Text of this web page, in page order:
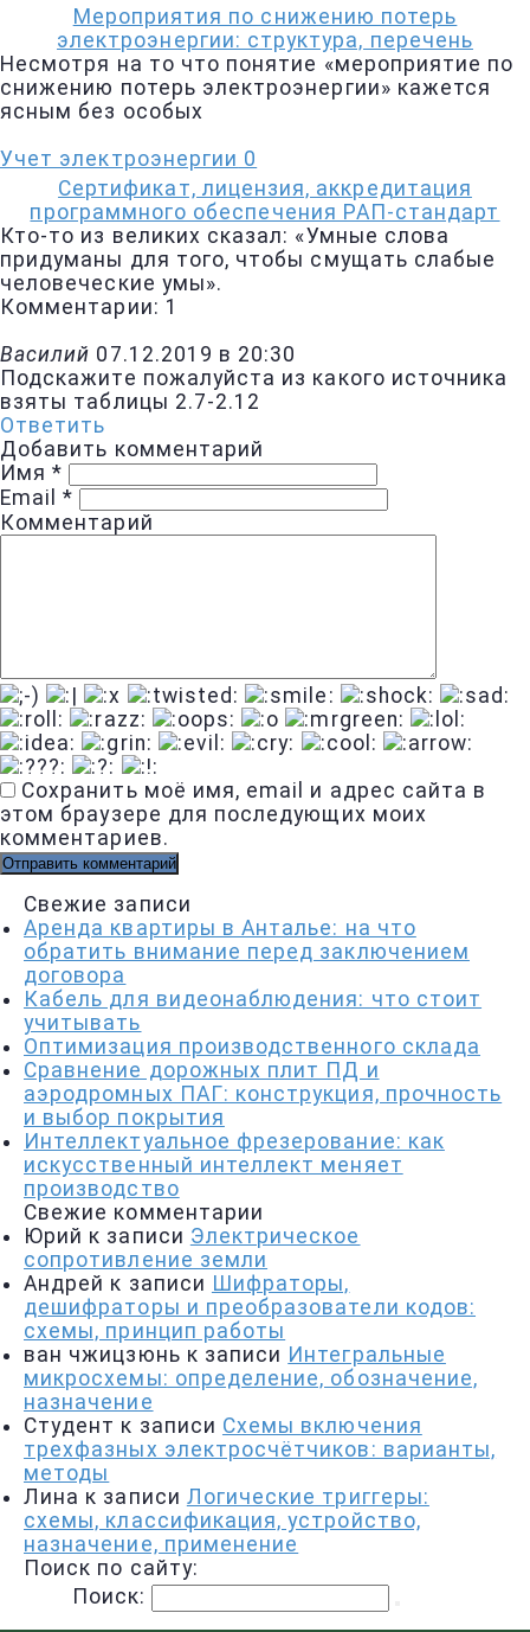
Мероприятия по снижению потерь
электроэнергии: структура, перечень
Несмотря на то что понятие «мероприятие по
снижению потерь электроэнергии» кажется
ясным без особых
Учет электроэнергии 0
Сертификат, лицензия, аккредитация
программного обеспечения РАП-стандарт
Кто-то из великих сказал: «Умные слова
придуманы для того, чтобы смущать слабые
человеческие умы».
Комментарии: 1
Василий 07.12.2019 в 20:30
Подскажите пожалуйста из какого источника
взяты таблицы 2.7-2.12
Ответить
Добавить комментарий
Имя*
Email*
Комментарий
Сохранить моё имя, email и адрес сайта в
этом браузере для последующих моих
комментариев.
Свежие записи
Аренда квартиры в Анталье: на что
обратить внимание перед заключением
договора
Кабель для видеонаблюдения: что стоит
учитывать
Оптимизация производственного склада
Сравнение дорожных плит ПД и
аэродромных ПАГ: конструкция, прочность
и выбор покрытия
Интеллектуальное фрезерование: как
искусственный интеллект меняет
производство
Свежие комментарии
Юрий к записи Электрическое
сопротивление земли
Андрей к записи Шифраторы,
дешифраторы и преобразователи кодов:
схемы, принцип работы
ван чжицзюнь к записи Интегральные
микросхемы: определение, обозначение,
назначение
Студент к записи Схемы включения
трехфазных электросчётчиков: варианты,
методы
Лина к записи Логические триггеры:
схемы, классификация, устройство,
назначение, применение
Поиск по сайту:
Поиск: